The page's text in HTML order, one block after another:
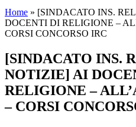
Home » [SINDACATO INS.
DOCENTI DI RELIGIONE –
CORSI CONCORSO IRC
[SINDACATO INS.
NOTIZIE] AI
RELIGIONE –
– CORSI